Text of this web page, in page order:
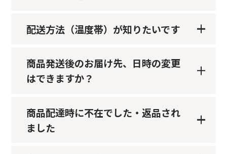
配送方法（温度帯）が知りたいです
商品発送後のお届け先、日時の変更
はできますか？
商品配達時に不在でした・返品され
ました